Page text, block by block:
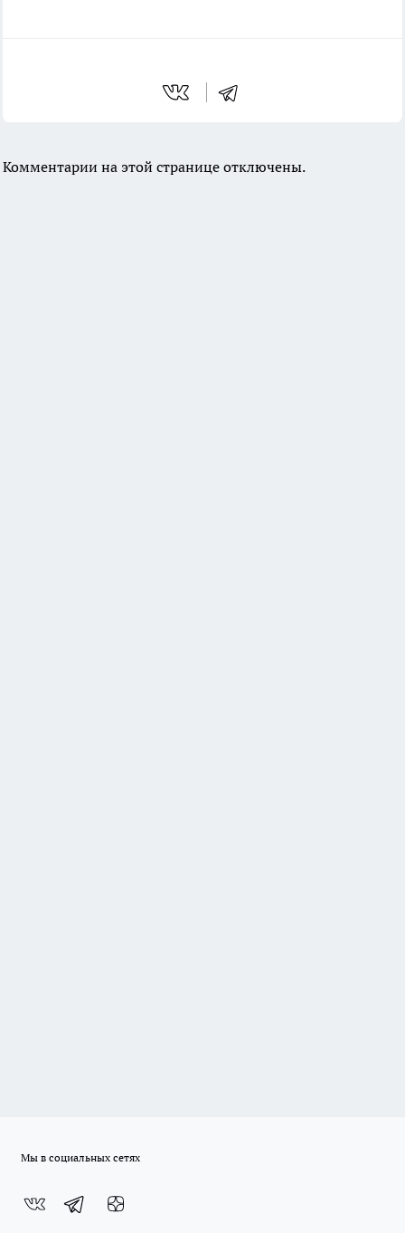
Комментарии на этой странице отключены.
Мы в социальных сетях